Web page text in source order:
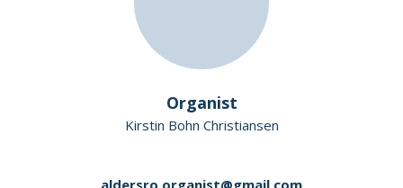
Organist
Kirstin Bohn Christiansen
aldersro.organist@gmail.com